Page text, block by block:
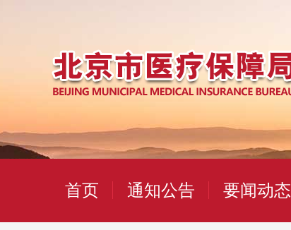
首页 通知公告 要闻动态